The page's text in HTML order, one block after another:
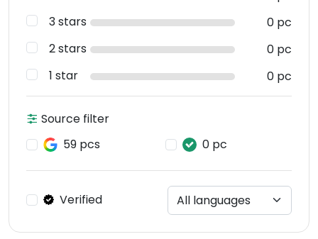
3 stars
0 pc
2 stars
0 pc
1 star
0 pc
Source filter
59 pcs
0 pc
Verified